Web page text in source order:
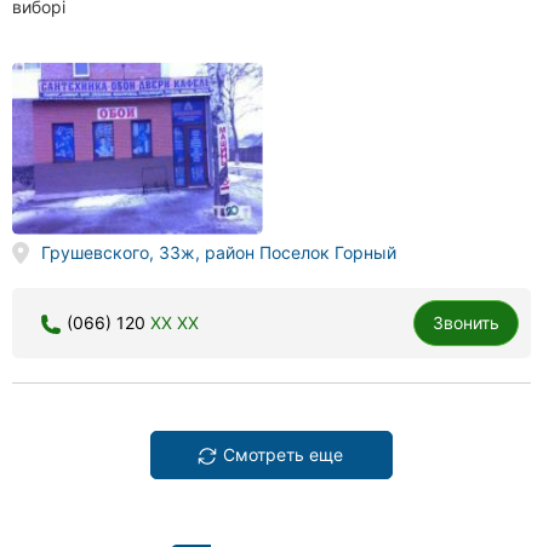
виборі
Грушевского, 33ж, район Поселок Горный
(066) 120 XX XX Звонить
Смотреть еще